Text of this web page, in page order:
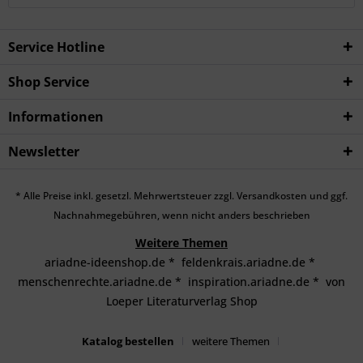
Service Hotline
Shop Service
Informationen
Newsletter
* Alle Preise inkl. gesetzl. Mehrwertsteuer zzgl. Versandkosten und ggf.
Nachnahmegebühren, wenn nicht anders beschrieben
Weitere Themen
ariadne-ideenshop.de * feldenkrais.ariadne.de *
menschenrechte.ariadne.de * inspiration.ariadne.de * von
Loeper Literaturverlag Shop
Katalog bestellen
weitere Themen